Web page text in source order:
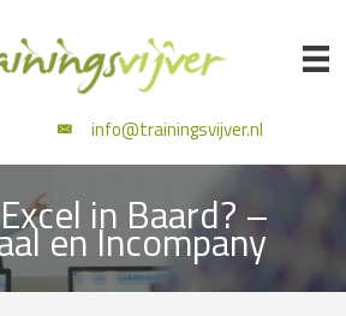
info@trainingsvijver.nl
in Baard? –
en Incompany